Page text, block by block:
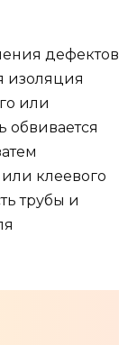
дефектов
изоляция
или
обвивается
клеевого
трубы и